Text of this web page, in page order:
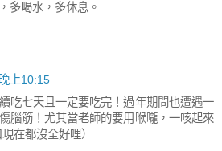
多喝水，多休息。
上10:15
吃七天且一定要吃完！過年期間也遭遇一
腦筋！尤其當老師的要用喉嚨，一咳起來
在都沒全好哩）